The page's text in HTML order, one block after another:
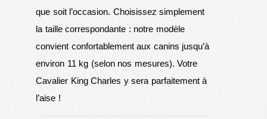
que soit l’occasion. Choisissez simplement
la taille correspondante : notre modèle
convient confortablement aux canins jusqu’à
environ 11 kg (selon nos mesures). Votre
Cavalier King Charles y sera parfaitement à
l’aise !